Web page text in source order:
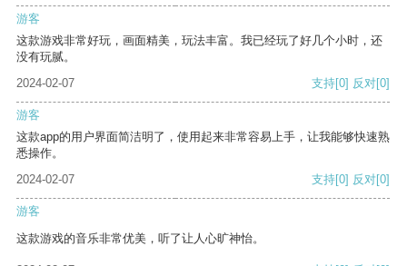
游客
这款游戏非常好玩，画面精美，玩法丰富。我已经玩了好几个小时，还
没有玩腻。
2024-02-07
支持[0] 反对[0]
游客
这款app的用户界面简洁明了，使用起来非常容易上手，让我能够快速熟
悉操作。
2024-02-07
支持[0] 反对[0]
游客
这款游戏的音乐非常优美，听了让人心旷神怡。